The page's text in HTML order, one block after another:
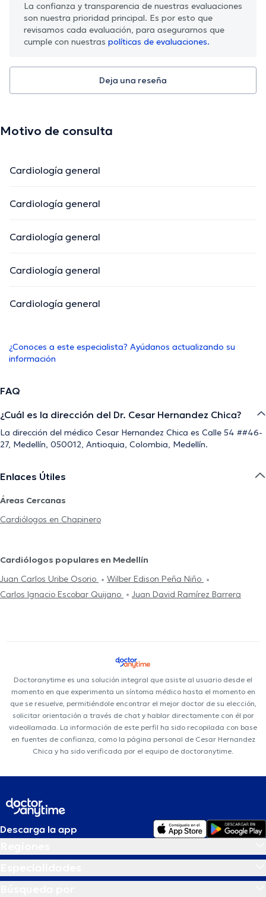
La confianza y transparencia de nuestras evaluaciones
son nuestra prioridad principal. Es por esto que
revisamos cada evaluación, para asegurarnos que
cumple con nuestras políticas de evaluaciones.
Deja una reseña
Motivo de consulta
Cardiología general
Cardiología general
Cardiología general
Cardiología general
Cardiología general
¿Conoces a este especialista? Ayúdanos actualizando su
información
FAQ
¿Cuál es la dirección del Dr. Cesar Hernandez Chica?
La dirección del médico Cesar Hernandez Chica es Calle 54 ##46-
27, Medellín, 050012, Antioquia, Colombia, Medellín.
Enlaces Útiles
Áreas Cercanas
Cardiólogos en Chapinero
Cardiólogos populares en Medellín
Juan Carlos Uribe Osorio
Wilber Edison Peña Niño
Carlos Ignacio Escobar Quijano
Juan David Ramírez Barrera
Doctoranytime es una solución integral que asiste al usuario desde el
momento en que experimenta un síntoma médico hasta el momento en
que se resuelve, permitiéndole encontrar el mejor doctor de su elección,
solicitar orientación a través de chat y hablar directamente con él por
videollamada. La información de este perfil ha sido recopilada con base
en fuentes de confianza, como la página personal de Cesar Hernandez
Chica y ha sido verificada por el equipo de doctoranytime.
Descarga la app